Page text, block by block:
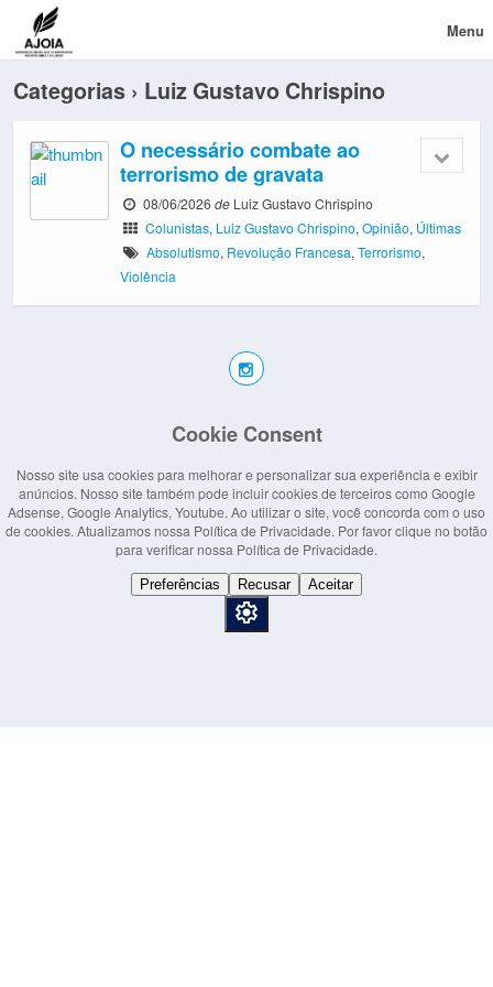
Menu
Categorias › Luiz Gustavo Chrispino
O necessário combate ao
terrorismo de gravata
08/06/2026de Luiz Gustavo Chrispino
Colunistas, Luiz Gustavo Chrispino,Opinião, Últimas
Absolutismo, Revolução Francesa,Terrorismo,
Violência